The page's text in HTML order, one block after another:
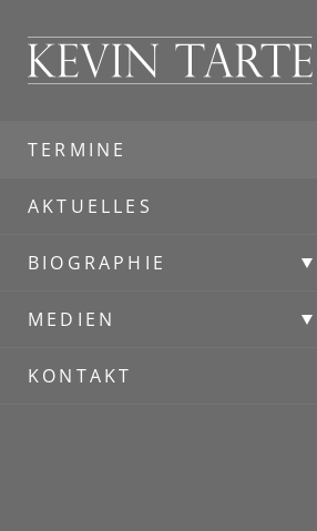
Kevin Tarte
TERMINE
AKTUELLES
BIOGRAPHIE
MEDIEN
KONTAKT